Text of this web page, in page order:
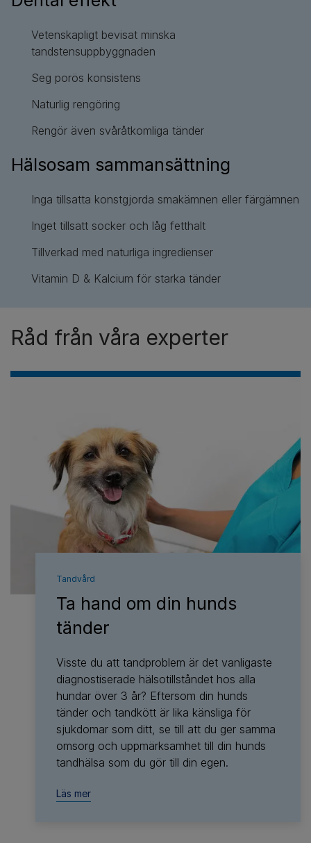
Vetenskapligt bevisat minska
tandstensuppbyggnaden
Seg porös konsistens
Naturlig rengöring
Rengör även svåråtkomliga tänder
Hälsosam sammansättning
Inga tillsatta konstgjorda smakämnen eller färgämnen
Inget tillsatt socker och låg fetthalt
Tillverkad med naturliga ingredienser
Vitamin D & Kalcium för starka tänder
Råd från våra experter
Tandvård
Ta hand om din hunds
tänder
Visste du att tandproblem är det vanligaste
diagnostiserade hälsotillståndet hos alla
hundar över 3 år? Eftersom din hunds
tänder och tandkött är lika känsliga för
sjukdomar som ditt, se till att du ger samma
omsorg och uppmärksamhet till din hunds
tandhälsa som du gör till din egen.
Läs mer